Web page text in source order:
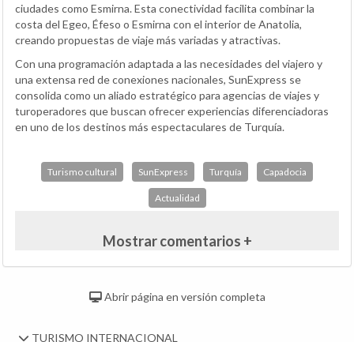
ciudades como Esmirna. Esta conectividad facilita combinar la
costa del Egeo, Éfeso o Esmirna con el interior de Anatolia,
creando propuestas de viaje más variadas y atractivas.
Con una programación adaptada a las necesidades del viajero y
una extensa red de conexiones nacionales, SunExpress se
consolida como un aliado estratégico para agencias de viajes y
turoperadores que buscan ofrecer experiencias diferenciadoras
en uno de los destinos más espectaculares de Turquía.
Turismo cultural SunExpress Turquía Capadocia
Actualidad
Mostrar comentarios +
Abrir página en versión completa
TURISMO INTERNACIONAL